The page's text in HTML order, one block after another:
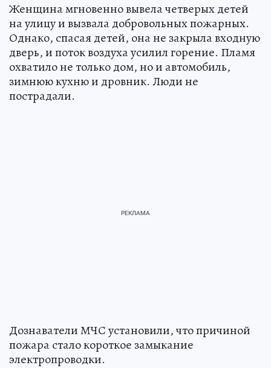
Женщина мгновенно вывела четверых детей
на улицу и вызвала добровольных пожарных.
Однако, спасая детей, она не закрыла входную
дверь, и поток воздуха усилил горение. Пламя
охватило не только дом, но и автомобиль,
зимнюю кухню и дровник. Люди не
пострадали.
Дознаватели МЧС установили, что причиной
пожара стало короткое замыкание
электропроводки.